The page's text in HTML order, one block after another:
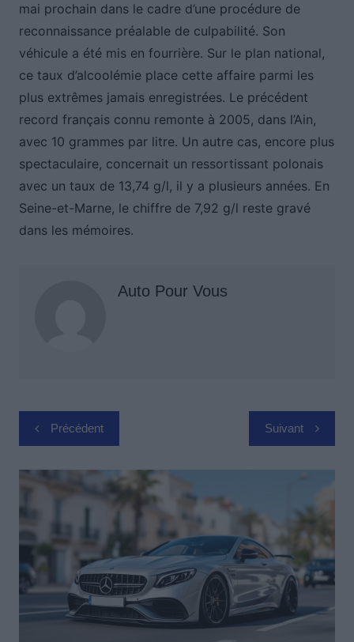
mai prochain dans le cadre d’une procédure de
reconnaissance préalable de culpabilité. Son
véhicule a été mis en fourrière. Sur le plan national,
ce taux d’alcoolémie place cette affaire parmi les
plus extrêmes jamais enregistrées. Le précédent
record français connu remonte à 2005, dans l’Ain,
avec 10 grammes par litre. Un autre cas, encore plus
spectaculaire, concernait un ressortissant polonais
avec un taux de 13,74 g/l, il y a plusieurs années. En
Seine-et-Marne, le chiffre de 7,92 g/l reste gravé
dans les mémoires.
Auto Pour Vous
Navigation
de
l’article
Précédent Suivant